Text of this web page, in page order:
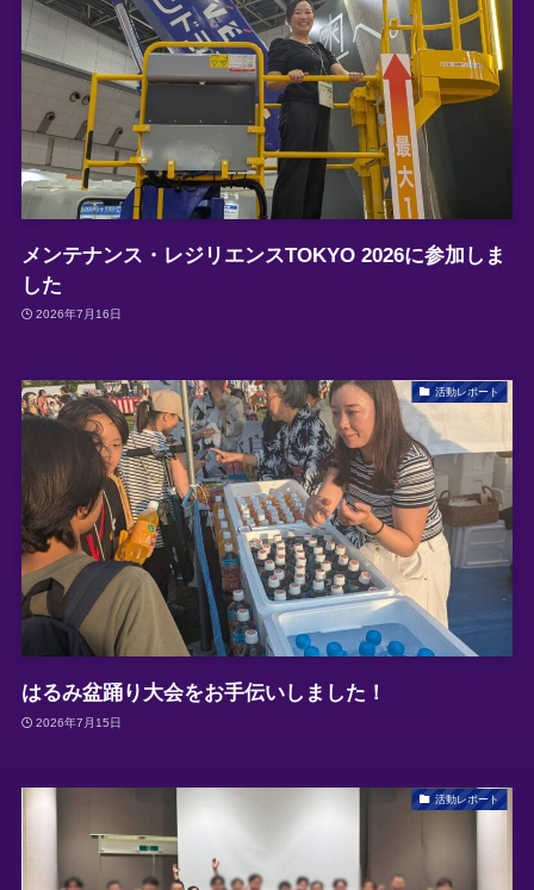
メンテナンス・レジリエンスTOKYO 2026に参加しま
した
2026年7月16日
活動レポート
はるみ盆踊り大会をお手伝いしました！
2026年7月15日
活動レポート